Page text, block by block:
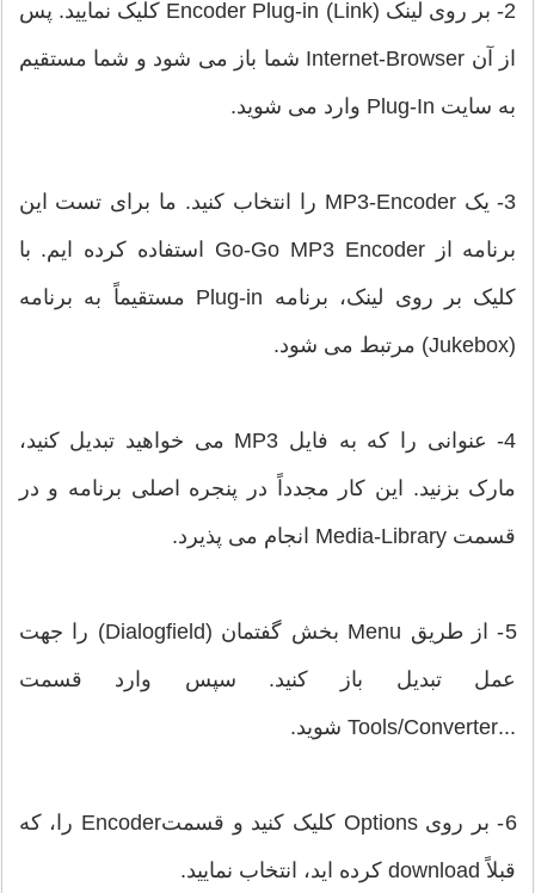
2- بر روی لینک (Encoder Plug-in (Link کلیک نمایید. پس
از آن Internet-Browser شما باز می شود و شما مستقیم
به سایت Plug-In وارد می شوید.
3- یک MP3-Encoder را انتخاب کنید. ما برای تست این
برنامه از Go-Go MP3 Encoder استفاده کرده ایم. با
کلیک بر روی لینک، برنامه Plug-in مستقیماً به برنامه
(Jukebox) مرتبط می شود.
4- عنوانی را که به فایل MP3 می خواهید تبدیل کنید،
مارک بزنید. این کار مجدداً در پنجره اصلی برنامه و در
قسمت Media-Library انجام می پذیرد.
5- از طریق Menu بخش گفتمان (Dialogfield) را جهت
عمل تبدیل باز کنید. سپس وارد قسمت
...Tools/Converter شوید.
6- بر روی Options کلیک کنید و قسمتEncoder را، که
قبلاً download کرده اید، انتخاب نمایید.